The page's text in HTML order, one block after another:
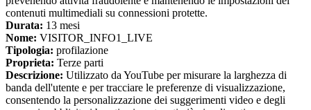
contenuti multimediali su connessioni protette.
Durata: 13 mesi
Nome: VISITOR_INFO1_LIVE
Tipologia: profilazione
Proprieta: Terze parti
Descrizione: Utilizzato da YouTube per misurare la larghezza di
banda dell'utente e per tracciare le preferenze di visualizzazione,
consentendo la personalizzazione dei suggerimenti video e degli